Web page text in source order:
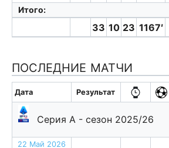
Итого:
33 10 23 1167′
ПОСЛЕДНИЕ МАТЧИ
Дата Результат
Серия А - сезон 2025/26
22 Май 2026